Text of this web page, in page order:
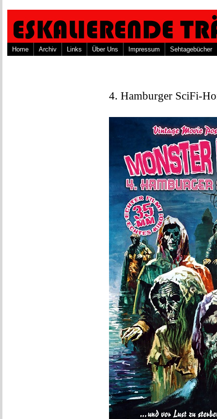
Home Archiv Links Über Uns Impressum Sehtagebücher
4. Hamburger SciFi-